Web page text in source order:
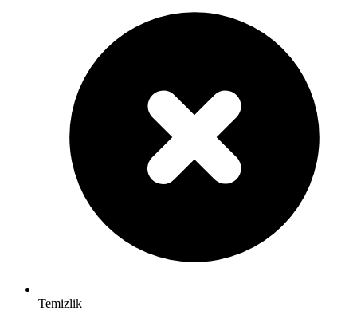
Temizlik